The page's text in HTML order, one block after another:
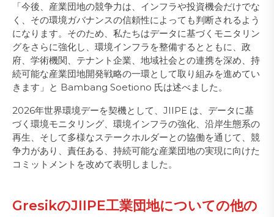
「今後、産業団地の競争力は、インフラや投資機会だけでな
く、その環境ガバナンスの信頼性によっても判断されるよう
になります。そのため、私たちはデータに基づくモニタリン
グをさらに強化し、環境インフラを整備するとともに、政
府、学術機関、テナント企業、地域社会との連携を深め、持
続可能な産業団地開発戦略の一環として取り組みを進めてい
きます」と Bambang Soetiono 氏は述べました。
2026年世界環境デーを契機として、JIIPE は、データに基
づく環境モニタリング、環境インフラの強化、沿岸生態系の
再生、そして多様なステークホルダーとの協働を通じて、競
争力があり、責任ある、持続可能な産業団地の実現に向けた
コミットメントを改めて表明しました。
GresikのJIIPE工業団地についての他の